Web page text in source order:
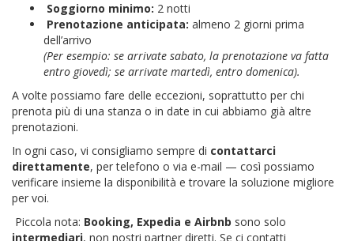
Soggiorno minimo: 2 notti
Prenotazione anticipata: almeno 2 giorni prima
dell’arrivo
(Per esempio: se arrivate sabato, la prenotazione va fatta
entro giovedì; se arrivate martedì, entro domenica).
A volte possiamo fare delle eccezioni, soprattutto per chi
prenota più di una stanza o in date in cui abbiamo già altre
prenotazioni.
In ogni caso, vi consigliamo sempre di contattarci
direttamente, per telefono o via e-mail — così possiamo
verificare insieme la disponibilità e trovare la soluzione migliore
per voi.
Piccola nota: Booking, Expedia e Airbnb sono solo
intermediari, non nostri partner diretti. Se ci contatti